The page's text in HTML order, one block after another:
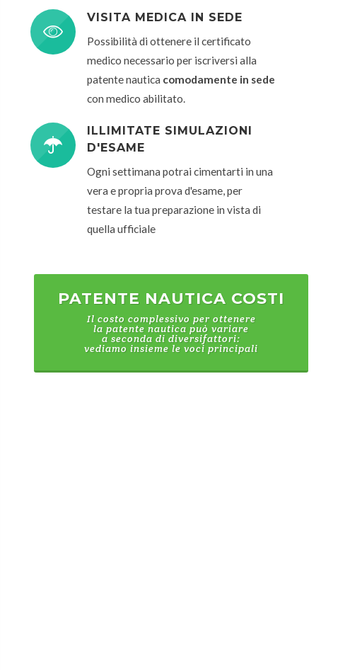
VISITA MEDICA IN SEDE
Possibilità di ottenere il certificato
medico necessario per iscriversi alla
patente nautica comodamente in sede
con medico abilitato.
ILLIMITATE SIMULAZIONI
D'ESAME
Ogni settimana potrai cimentarti in una
vera e propria prova d'esame, per
testare la tua preparazione in vista di
quella ufficiale
PATENTE NAUTICA COSTI
Il costo complessivo per ottenere
la patente nautica può variare
a seconda di diversifattori:
vediamo insieme le voci principali